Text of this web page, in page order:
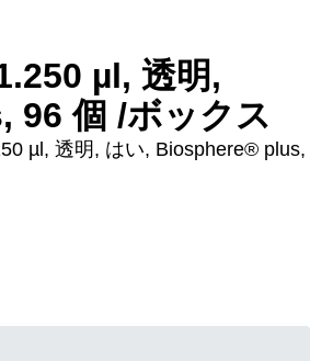
µl, 透明,
96 個 /ボックス
µl, 透明, はい, Biosphere® plus,